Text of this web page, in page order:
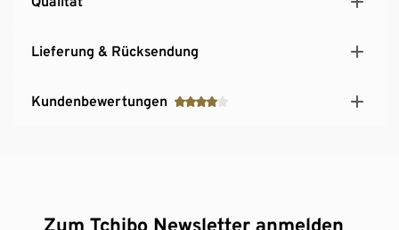
Lieferung & Rücksendung
Kundenbewertungen
Zum Tchibo Newsletter anmelden